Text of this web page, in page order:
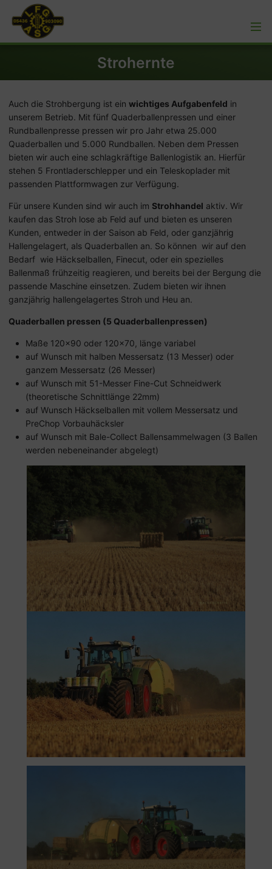
Strohernte
Auch die Strohbergung ist ein wichtiges Aufgabenfeld in
unserem Betrieb. Mit fünf Quaderballenpressen und einer
Rundballenpresse pressen wir pro Jahr etwa 25.000
Quaderballen und 5.000 Rundballen. Neben dem Pressen
bieten wir auch eine schlagkräftige Ballenlogistik an. Hierfür
stehen 5 Frontladerschlepper und ein Teleskoplader mit
passenden Plattformwagen zur Verfügung.
Für unsere Kunden sind wir auch im Strohhandel aktiv. Wir
kaufen das Stroh lose ab Feld auf und bieten es unseren
Kunden, entweder in der Saison ab Feld, oder ganzjährig
Hallengelagert, als Quaderballen an. So können wir auf den
Bedarf wie Häckselballen, Finecut, oder ein spezielles
Ballenmaß frühzeitig reagieren, und bereits bei der Bergung die
passende Maschine einsetzen. Zudem bieten wir ihnen
ganzjährig hallengelagertes Stroh und Heu an.
Quaderballen pressen (5 Quaderballenpressen)
Maße 120x90 oder 120x70, länge variabel
auf Wunsch mit halben Messersatz (13 Messer) oder
ganzem Messersatz (26 Messer)
auf Wunsch mit 51-Messer Fine-Cut Schneidwerk
(theoretische Schnittlänge 22mm)
auf Wunsch Häckselballen mit vollem Messersatz und
PreChop Vorbauhäcksler
auf Wunsch mit Bale-Collect Ballensammelwagen (3 Ballen
werden nebeneinander abgelegt)